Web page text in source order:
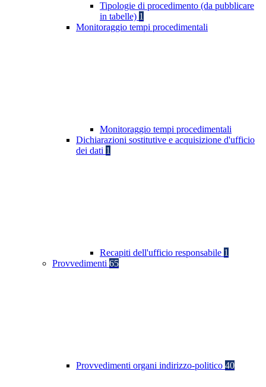
Tipologie di procedimento (da pubblicare
in tabelle) 1
Monitoraggio tempi procedimentali
Monitoraggio tempi procedimentali
Dichiarazioni sostitutive e acquisizione d'ufficio
dei dati 1
Recapiti dell'ufficio responsabile 1
Provvedimenti 65
Provvedimenti organi indirizzo-politico 40